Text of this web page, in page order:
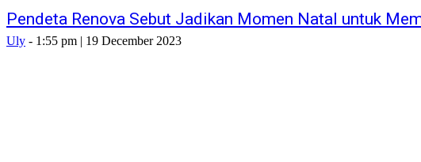
Pendeta Renova Sebut Jadikan Momen Natal untuk
Uly - 1:55 pm | 19 December 2023